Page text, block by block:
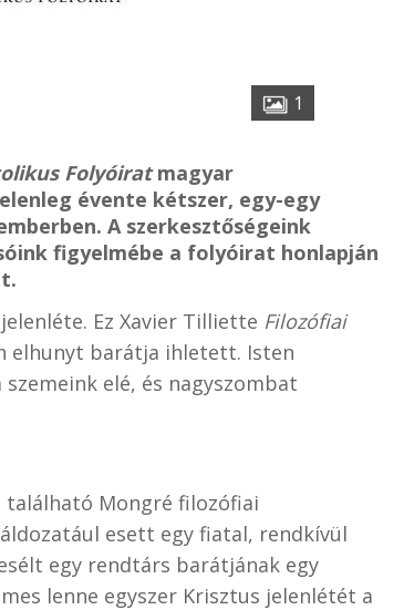
1
Folyóiratmagyar
évente kétszer, egy-egy
A szerkesztőségeink
figyelmébe a folyóirat honlapján
Ez Xavier Tilliette Filozófiai
elhunyt barátja ihletett. Isten
elé, és nagyszombat
található Mongré filozófiai
esett egy fiatal, rendkívül
egy rendtárs barátjának egy
lenne egyszer Krisztus jelenlétét a